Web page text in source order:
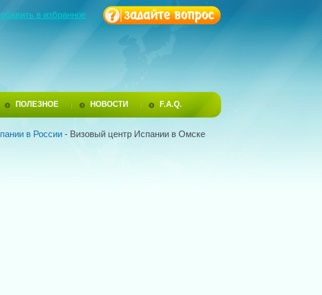
в избранное
ПОЛЕЗНОЕ НОВОСТИ F.A.Q.
в России - Визовый центр Испании в Омске